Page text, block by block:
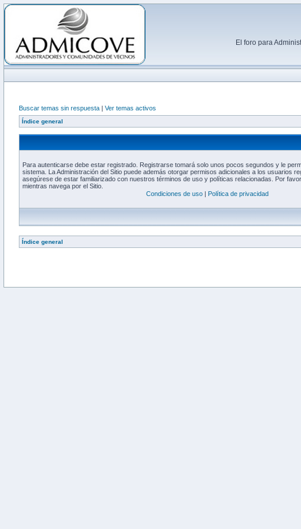
El foro para
Buscar temas sin respuesta | Ver temas activos
Índice general
Para autenticarse debe estar registrado. Registrarse tomará solo unos pocos segundos y le
sistema. La Administración del Sitio puede además otorgar permisos adicionales a los usuarios
asegúrese de estar familiarizado con nuestros términos de uso y políticas relacionadas. Por
mientras navega por el Sitio.
Condiciones de uso | Política de privacidad
Índice general